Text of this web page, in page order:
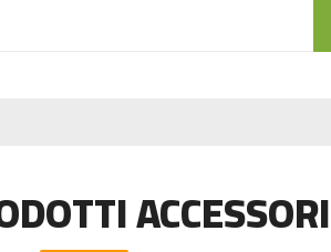
ACCESSORI